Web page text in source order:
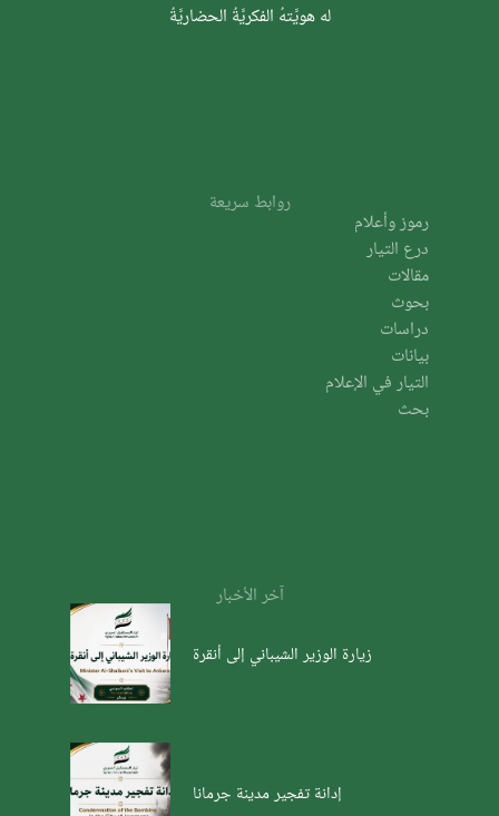
له هويَّتهُ الفكريَّةُ الحضاريَّةُ
روابط سريعة
رموز وأعلام
درع التيار
مقالات
بحوث
دراسات
بيانات
التيار في الإعلام
بحث
آخر الأخبار
زيارة الوزير الشيباني إلى أنقرة
إدانة تفجير مدينة جرمانا